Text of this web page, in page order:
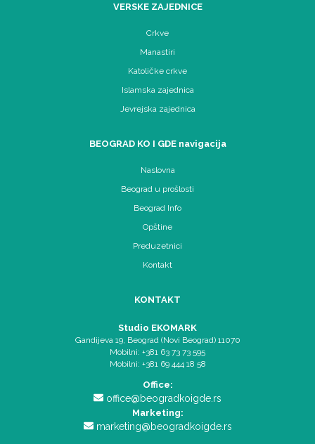
VERSKE ZAJEDNICE
Crkve
Manastiri
Katoličke crkve
Islamska zajednica
Jevrejska zajednica
BEOGRAD KO I GDE navigacija
Naslovna
Beograd u prošlosti
Beograd Info
Opštine
Preduzetnici
Kontakt
KONTAKT
Studio EKOMARK
Gandijeva 19, Beograd (Novi Beograd) 11070
Mobilni: +381 63 73 73 595
Mobilni: +381 69 444 18 58
Office:
office@beogradkoigde.rs
Marketing:
marketing@beogradkoigde.rs